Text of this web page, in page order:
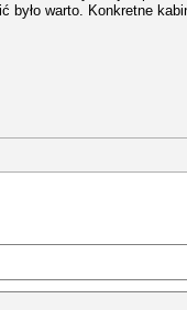
było warto. Konkretne